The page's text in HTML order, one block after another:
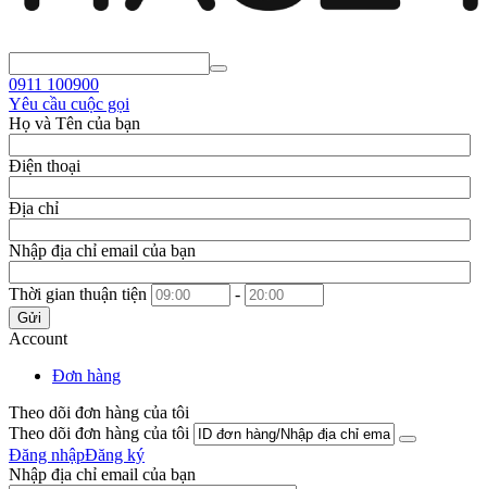
0911 100900
Yêu cầu cuộc gọi
Họ và Tên của bạn
Điện thoại
Địa chỉ
Nhập địa chỉ email của bạn
Thời gian thuận tiện -
Gửi
Account
Đơn hàng
Theo dõi đơn hàng của tôi
Theo dõi đơn hàng của tôi
Đăng nhậpĐăng ký
Nhập địa chỉ email của bạn